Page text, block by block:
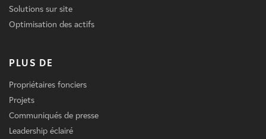
Solutions sur site
Optimisation des actifs
PLUS DE
Propriétaires fonciers
Projets
Communiqués de presse
Leadership éclairé